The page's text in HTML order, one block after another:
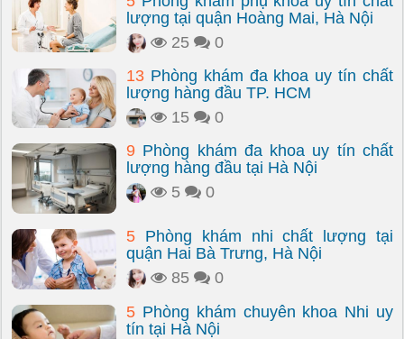
lượng tại quận Hoàng Mai, Hà Nội
25
0
13 Phòng khám đa khoa uy tín chất
lượng hàng đầu TP. HCM
15
0
9 Phòng khám đa khoa uy tín chất
lượng hàng đầu tại Hà Nội
5
0
5 Phòng khám nhi chất lượng tại
quận Hai Bà Trưng, Hà Nội
85
0
5 Phòng khám chuyên khoa Nhi uy
tín tại Hà Nội